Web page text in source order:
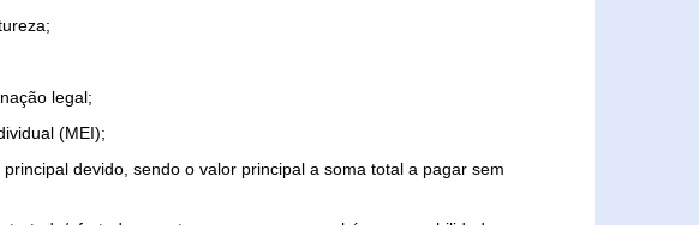
legal;
(MEI);
devido, sendo o valor principal a soma total a pagar sem